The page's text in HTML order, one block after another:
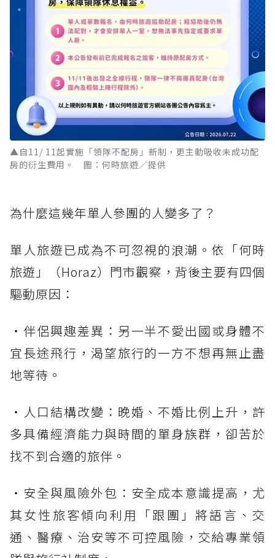
▲自11/ 11起實施「領隊不配房」新制，更主動吸收未成功配
房的衍生費用。 圖：何時旅遊／提供
為什麼這幾年單人參團的人變多了？
單人旅遊已成為不可忽視的浪潮。依「何時
旅遊」（Horaz）門市觀察，背後主要有四個
驅動原因：
・伴侶興趣差異：另一半不愛出國或身體不
宜長途飛行，渴望旅行的一方不想再無止盡
地等待。
・人口結構改變：晚婚、不婚比例上升，許
多具備經濟能力與時間的單身族群，卻苦於
找不到合適的旅伴。
・安全與風險外包：安全成本意識提高，尤
其女性旅客傾向利用「跟團」將語言、交
通、醫療、治安等不可控風險，交給專業領